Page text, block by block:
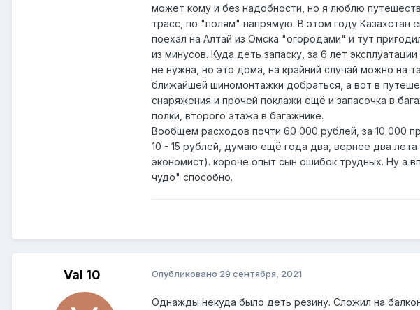
может кому и без надобности, но я люблю
трасс, по "полям" напрямую. В этом году Казахстан
поехал на Алтай из Омска "огородами" и тут
из минусов. Куда деть запаску, за 6 лет
не нужна, но это дома, на крайний случай можно на
ближайшей шиномонтажки добраться, а вот в
снаряжения и прочей поклажи ещё и запасочка в
полки, второго этажа в багажнике.
Вообщем расходов почти 60 000 рублей, за 10 000
10 - 15 рублей, думаю ещё года два, вернее два
экономист). короче опыт сын ошибок трудных. Ну а
чудо" способно.
Val 10 Опубликовано 29 сентября, 2021
Однажды некуда было деть резину. Сложил на